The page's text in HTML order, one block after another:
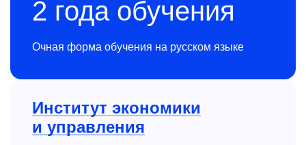
2 года обучения
Очная форма обучения на русском языке
Институт экономики
и управления